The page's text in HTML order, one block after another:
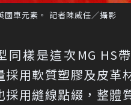
國車元素。 記者陳威任／攝影
同樣是這次MG HS
採用軟質塑膠及皮革
採用縫線點綴，整體